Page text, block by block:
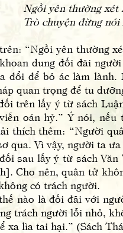
Ngồi yên thường xét
Trò chuyện đừng
“Ngồi yên thường xét
dung đối đãi
đổi để bỏ ác làm
quan trọng để tu
lấy ý từ sách Luận
oán hỷ.” Ý nói,
thích thêm: “Người
qua. Vì vậy, người ta
lấy ý từ sách Văn
Cho nên, quân tử
có trách người.
là đối đãi với người
trách người lỗi nhỏ,
xa lìa tai hại.” (Sách